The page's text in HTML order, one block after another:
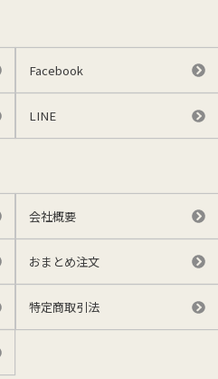
Facebook
LINE
会社概要
おまとめ注文
特定商取引法